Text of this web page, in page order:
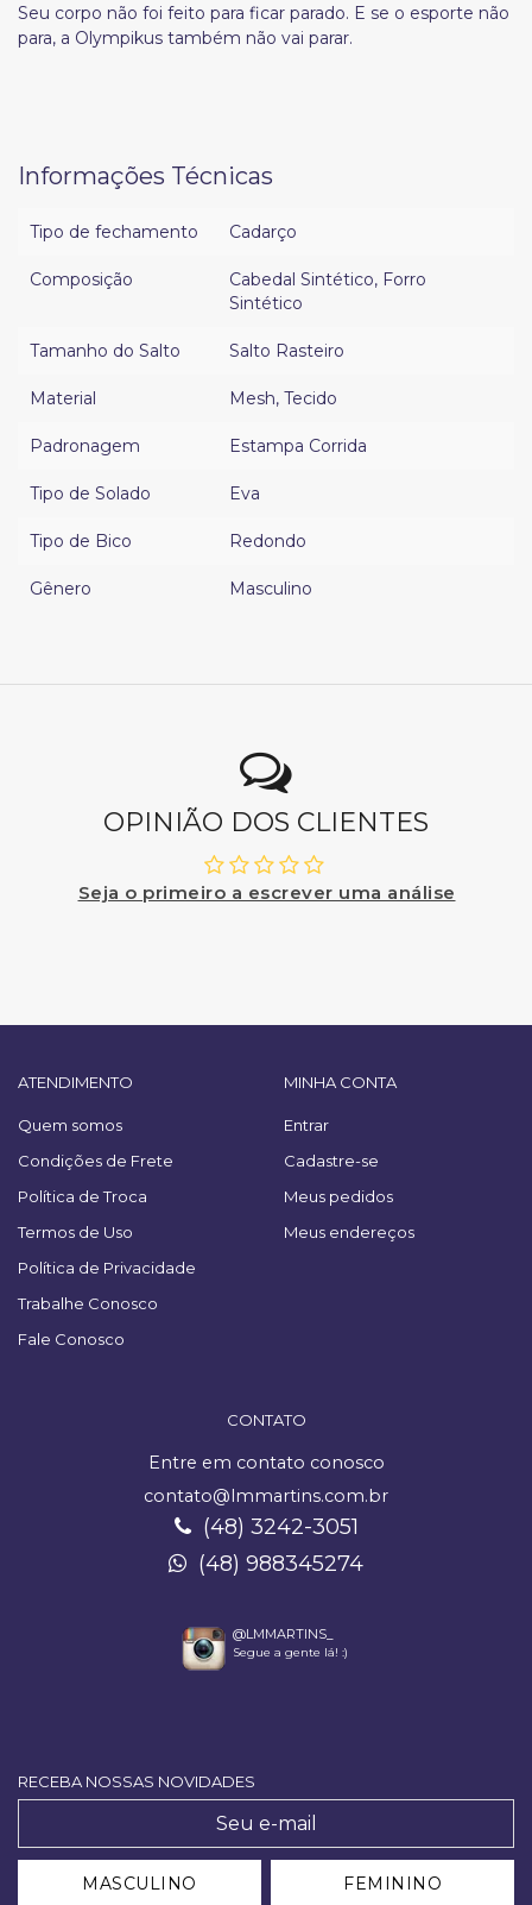
Seu corpo não foi feito para ficar parado. E se o esporte não
para, a Olympikus também não vai parar.
Informações Técnicas
Tipo de fechamento Cadarço
Composição Cabedal Sintético, Forro
Sintético
Tamanho do Salto Salto Rasteiro
Material Mesh, Tecido
Padronagem Estampa Corrida
Tipo de Solado Eva
Tipo de Bico Redondo
Gênero Masculino
OPINIÃO DOS CLIENTES
Seja o primeiro a escrever uma análise
ATENDIMENTO
Quem somos
Condições de Frete
Política de Troca
Termos de Uso
Política de Privacidade
Trabalhe Conosco
Fale Conosco
MINHA CONTA
Entrar
Cadastre-se
Meus pedidos
Meus endereços
CONTATO
Entre em contato conosco
contato@lmmartins.com.br
(48) 3242-3051
(48) 988345274
@LMMARTINS_
Segue a gente lá! :)
RECEBA NOSSAS NOVIDADES
MASCULINO FEMININO